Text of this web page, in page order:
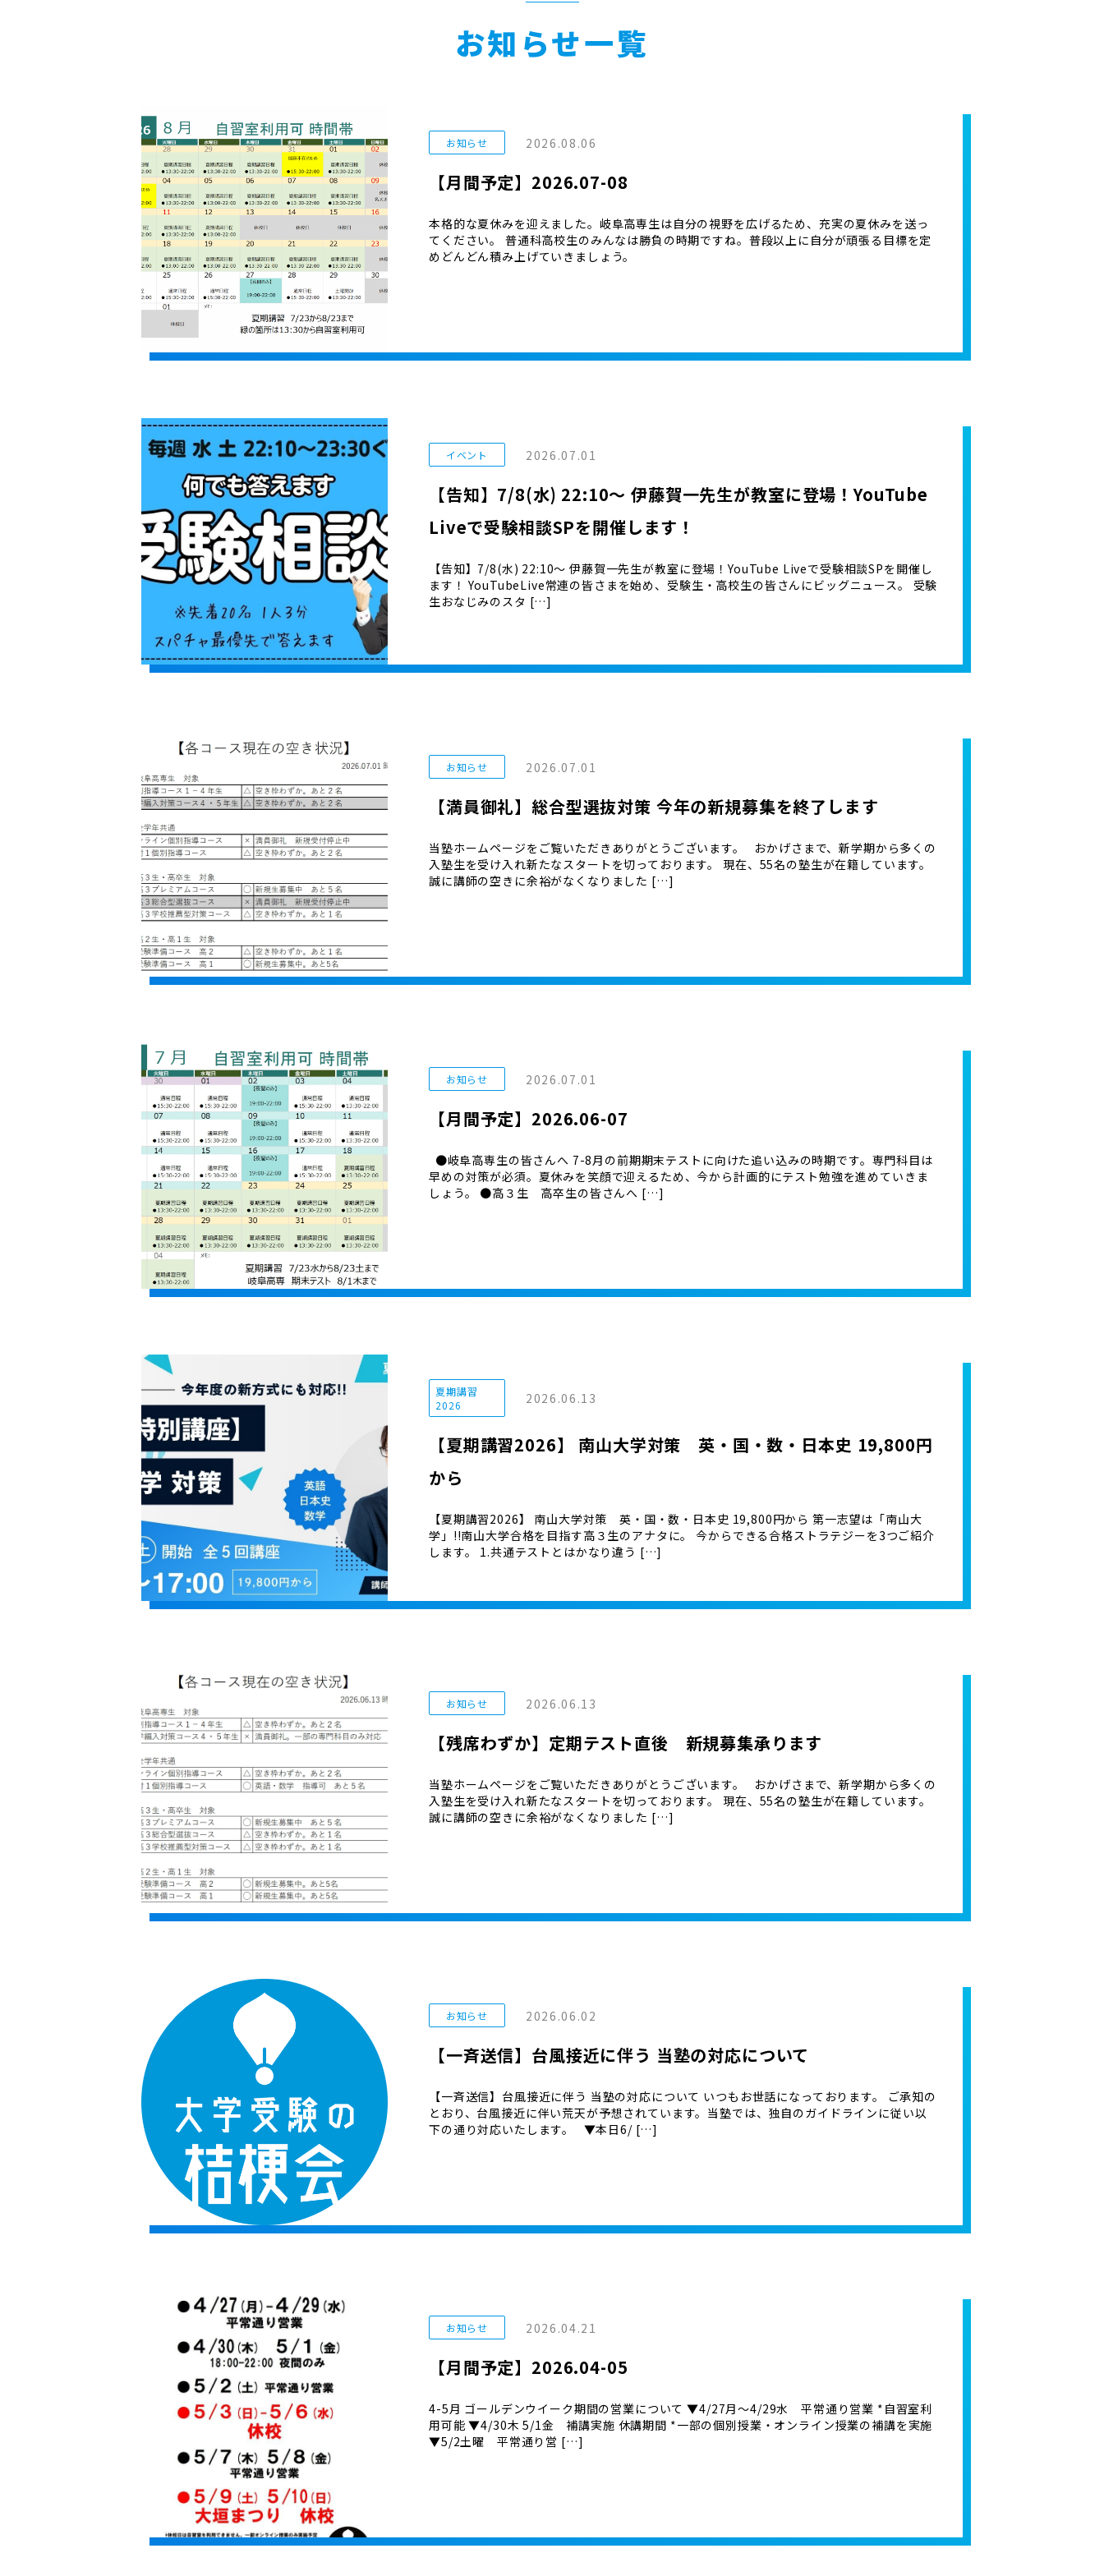
お知らせ一覧
お知らせ 2026.08.06
【月間予定】2026.07-08
本格的な夏休みを迎えました。岐阜高専生は自分の視野を広げるため、充実の夏休みを送っ
てください。 普通科高校生のみんなは勝負の時期ですね。普段以上に自分が頑張る目標を定
めどんどん積み上げていきましょう。
イベント 2026.07.01
【告知】7/8(水) 22:10〜 伊藤賀一先生が教室に登場！YouTube
Liveで受験相談SPを開催します！
【告知】7/8(水) 22:10〜 伊藤賀一先生が教室に登場！YouTube Liveで受験相談SPを開催し
ます！ YouTubeLive常連の皆さまを始め、受験生・高校生の皆さんにビッグニュース。 受験
生おなじみのスタ […]
お知らせ 2026.07.01
【満員御礼】総合型選抜対策 今年の新規募集を終了します
当塾ホームページをご覧いただきありがとうございます。 おかげさまで、新学期から多くの
入塾生を受け入れ新たなスタートを切っております。 現在、55名の塾生が在籍しています。
誠に講師の空きに余裕がなくなりました […]
お知らせ 2026.07.01
【月間予定】2026.06-07
●岐阜高専生の皆さんへ 7-8月の前期期末テストに向けた追い込みの時期です。専門科目は
早めの対策が必須。夏休みを笑顔で迎えるため、今から計画的にテスト勉強を進めていきま
しょう。 ●高３生 高卒生の皆さんへ […]
夏期講習
2026
2026.06.13
【夏期講習2026】 南山大学対策 英・国・数・日本史 19,800円
から
【夏期講習2026】 南山大学対策 英・国・数・日本史 19,800円から 第一志望は「南山大
学」!!南山大学合格を目指す高３生のアナタに。 今からできる合格ストラテジーを3つご紹介
します。 1.共通テストとはかなり違う […]
お知らせ 2026.06.13
【残席わずか】定期テスト直後 新規募集承ります
当塾ホームページをご覧いただきありがとうございます。 おかげさまで、新学期から多くの
入塾生を受け入れ新たなスタートを切っております。 現在、55名の塾生が在籍しています。
誠に講師の空きに余裕がなくなりました […]
お知らせ 2026.06.02
【一斉送信】台風接近に伴う 当塾の対応について
【一斉送信】台風接近に伴う 当塾の対応について いつもお世話になっております。 ご承知の
とおり、台風接近に伴い荒天が予想されています。当塾では、独自のガイドラインに従い以
下の通り対応いたします。 ▼本日6/ […]
お知らせ 2026.04.21
【月間予定】2026.04-05
4-5月 ゴールデンウイーク期間の営業について ▼4/27月～4/29水 平常通り営業 *自習室利
用可能 ▼4/30木 5/1金 補講実施 休講期間 *一部の個別授業・オンライン授業の補講を実施
▼5/2土曜 平常通り営 […]